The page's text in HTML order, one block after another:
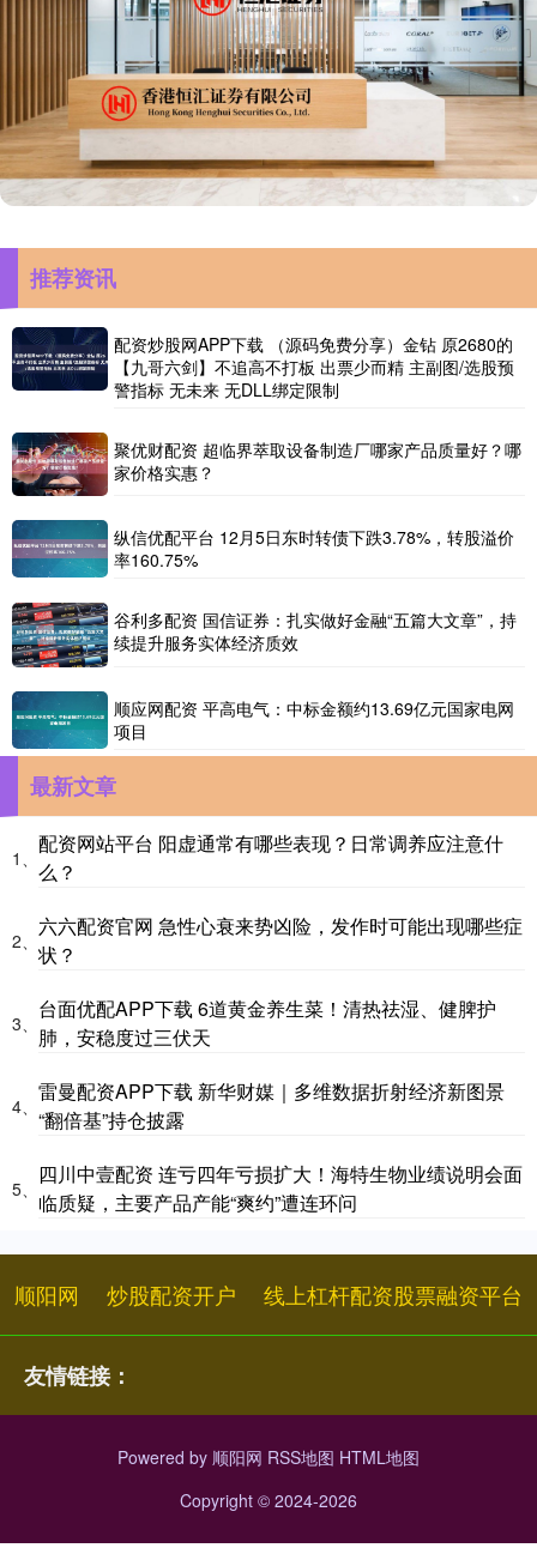
推荐资讯
配资炒股网APP下载 （源码免费分享）金钻 原2680的
【九哥六剑】不追高不打板 出票少而精 主副图/选股预
警指标 无未来 无DLL绑定限制
聚优财配资 超临界萃取设备制造厂哪家产品质量好？哪
家价格实惠？
纵信优配平台 12月5日东时转债下跌3.78%，转股溢价
率160.75%
谷利多配资 国信证券：扎实做好金融“五篇大文章”，持
续提升服务实体经济质效
顺应网配资 平高电气：中标金额约13.69亿元国家电网
项目
最新文章
1、
配资网站平台 阳虚通常有哪些表现？日常调养应注意什
么？
2、
六六配资官网 急性心衰来势凶险，发作时可能出现哪些症
状？
3、
台面优配APP下载 6道黄金养生菜！清热祛湿、健脾护
肺，安稳度过三伏天
4、
雷曼配资APP下载 新华财媒｜多维数据折射经济新图景
“翻倍基”持仓披露
5、
四川中壹配资 连亏四年亏损扩大！海特生物业绩说明会面
临质疑，主要产品产能“爽约”遭连环问
顺阳网 炒股配资开户 线上杠杆配资股票融资平台
友情链接：
Powered by 顺阳网 RSS地图 HTML地图
Copyright © 2024-2026